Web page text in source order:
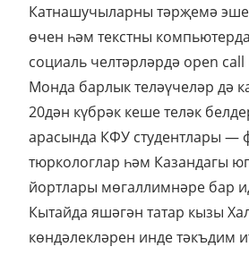
Катнашучыларны тәрҗемә
өчен һәм текстны
социаль челтәрләрдә open call
Монда барлык теләүчеләр дә
20дән күбрәк кеше теләк
арасында КФУ студентлары —
тюркологлар һәм Казандагы
йортлары мөгаллимнәре бар
Кытайда яшәгән татар кызы
көндәлекләрен инде тәкъдим